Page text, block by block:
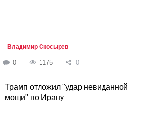
Владимир Скосырев
0 1175 0
Трамп отложил "удар невиданной
мощи" по Ирану